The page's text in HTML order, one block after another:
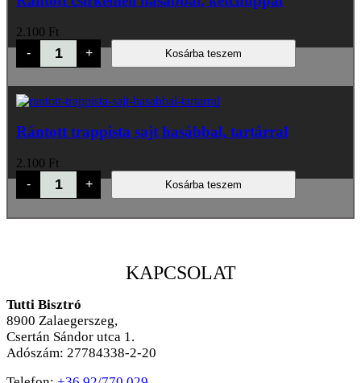
2.100 Ft
-
Rántott
csirkemell
hasábbal,
ketchuppal
mennyiség
+ Kosárba teszem
Rántott trappista sajt hasábbal, tartárral
2.100 Ft
-
Rántott
trappista
sajt
hasábbal,
+ Kosárba teszem
KAPCSOLAT
Tutti Bisztró
8900 Zalaegerszeg,
Csertán Sándor utca 1.
Adószám: 27784338-2-20